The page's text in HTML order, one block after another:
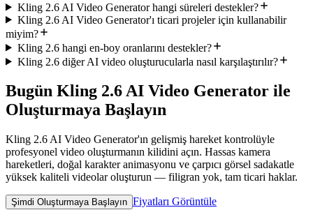
Kling 2.6 AI Video Generator hangi süreleri destekler?
Kling 2.6 AI Video Generator'ı ticari projeler için kullanabilir
miyim?
Kling 2.6 hangi en-boy oranlarını destekler?
Kling 2.6 diğer AI video oluşturucularla nasıl karşılaştırılır?
Bugün Kling 2.6 AI Video Generator ile
Oluşturmaya Başlayın
Kling 2.6 AI Video Generator'ın gelişmiş hareket kontrolüyle
profesyonel video oluşturmanın kilidini açın. Hassas kamera
hareketleri, doğal karakter animasyonu ve çarpıcı görsel sadakatle
yüksek kaliteli videolar oluşturun — filigran yok, tam ticari haklar.
Şimdi Oluşturmaya Başlayın Fiyatları Görüntüle